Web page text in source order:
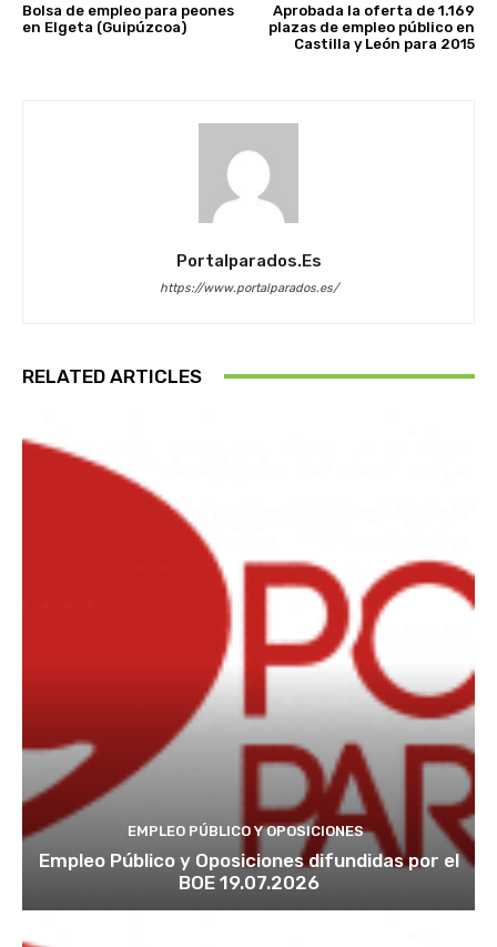
Bolsa de empleo para peones
en Elgeta (Guipúzcoa)
Aprobada la oferta de 1.169
plazas de empleo público en
Castilla y León para 2015
Portalparados.es
https://www.portalparados.es/
RELATED ARTICLES
EMPLEO PÚBLICO Y OPOSICIONES
Empleo Público y Oposiciones difundidas por el
BOE 19.07.2026